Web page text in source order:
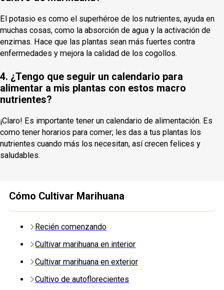
El potasio es como el superhéroe de los nutrientes, ayuda en
muchas cosas, como la absorción de agua y la activación de
enzimas. Hace que las plantas sean más fuertes contra
enfermedades y mejora la calidad de los cogollos.
4. ¿Tengo que seguir un calendario para
alimentar a mis plantas con estos macro
nutrientes?
¡Claro! Es importante tener un calendario de alimentación. Es
como tener horarios para comer; les das a tus plantas los
nutrientes cuando más los necesitan, así crecen felices y
saludables.
Cómo Cultivar Marihuana
Recién comenzando
Cultivar marihuana en interior
Cultivar marihuana en exterior
Cultivo de autoflorecientes